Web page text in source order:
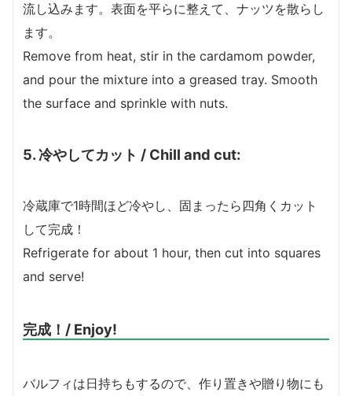
流し込みます。表面を平らに整えて、ナッツを散らし
ます。
Remove from heat, stir in the cardamom powder,
and pour the mixture into a greased tray. Smooth
the surface and sprinkle with nuts.
5.冷やしてカット / Chill and cut:
冷蔵庫で1時間ほど冷やし、固まったら四角くカット
して完成！
Refrigerate for about 1 hour, then cut into squares
and serve!
完成！/ Enjoy!
バルフィは日持ちもするので、作り置きや贈り物にも